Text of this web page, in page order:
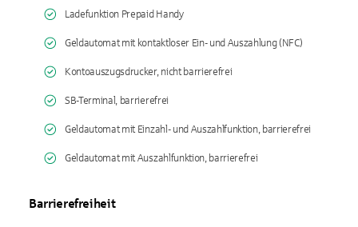
Ladefunktion Prepaid Handy
Geldautomat mit kontaktloser Ein- und Auszahlung (NFC)
Kontoauszugsdrucker, nicht barrierefrei
SB-Terminal, barrierefrei
Geldautomat mit Einzahl- und Auszahlfunktion, barrierefrei
Geldautomat mit Auszahlfunktion, barrierefrei
Barrierefreiheit